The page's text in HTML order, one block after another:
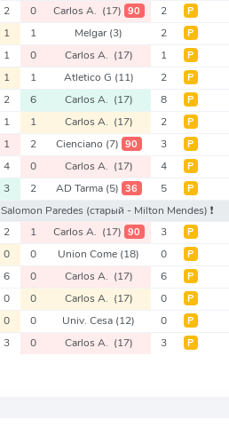
2 0 Carlos A. (17) 90 2 Р
1 1 Melgar(3) 2 Р
1 0 Carlos A. (17) 1 Р
1 1 Atletico G (11) 2 Р
2 6 Carlos A. (17) 8 Р
1 1 Carlos A. (17) 2 Р
1 2 Cienciano (7) 90 3 Р
4 0 Carlos A. (17) 4 Р
3 2 AD Tarma (5) 36 5 Р
Paredes (старый - Milton Mendes) ❗️
2 1 Carlos A. (17) 90 3 Р
0 0 Union Come (18) 0 Р
6 0 Carlos A. (17) 6 Р
0 0 Carlos A. (17) 0 Р
0 0 Univ. Cesa (12) 0 Р
3 0 Carlos A. (17) 3 Р